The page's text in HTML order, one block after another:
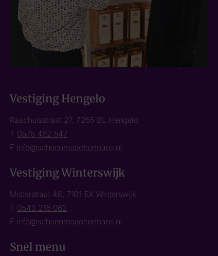
Vestiging Hengelo
Raadhuisstraat 27, 7255 BL Hengelo
T 0575 462 547
E info@schoenmodehermans.nl
Vestiging Winterswijk
Misterstraat 48, 7101 EX Winterswijk
T 0543 216 062
E info@schoenmodehermans.nl
Snel menu